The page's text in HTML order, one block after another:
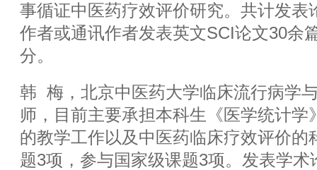
事循证中医药疗效评价研究。共计发表
作者或通讯作者发表英文SCI论文30余
分。
韩 梅，北京中医药大学临床流行病学
师，目前主要承担本科生《医学统计学
的教学工作以及中医药临床疗效评价的
题3项，参与国家级课题3项。发表学术